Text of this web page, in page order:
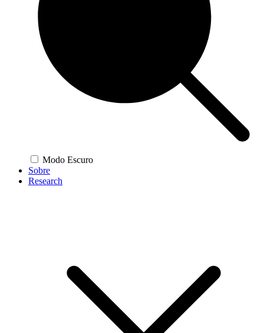
Modo Escuro
Sobre
Research